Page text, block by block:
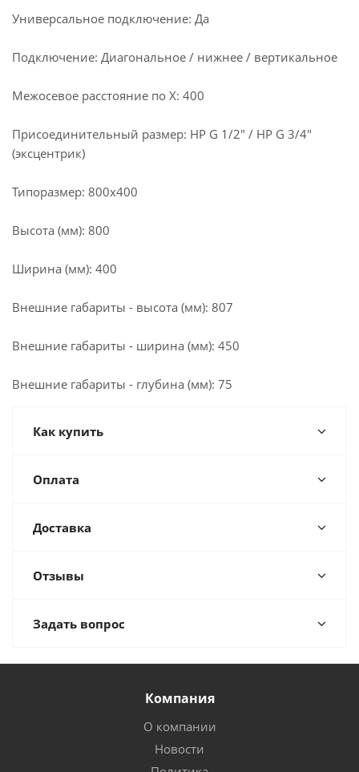
Универсальное подключение: Да
Подключение: Диагональное / нижнее / вертикальное
Межосевое расстояние по X: 400
Присоединительный размер: НР G 1/2" / НР G 3/4"
(эксцентрик)
Типоразмер: 800x400
Высота (мм): 800
Ширина (мм): 400
Внешние габариты - высота (мм): 807
Внешние габариты - ширина (мм): 450
Внешние габариты - глубина (мм): 75
Как купить
Оплата
Доставка
Отзывы
Задать вопрос
Компания
О компании
Новости